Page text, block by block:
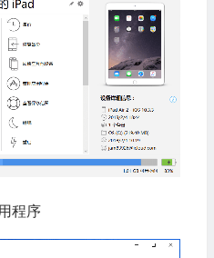
程序